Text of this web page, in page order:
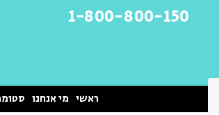
1-800-800-150
ראשי מי אנחנו